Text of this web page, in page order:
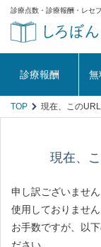
診療点数・診療報酬・レセ
診療報酬 無
TOP 現在、この
現在、
申し訳ございませ
使用しておりません
お手数ですが、以